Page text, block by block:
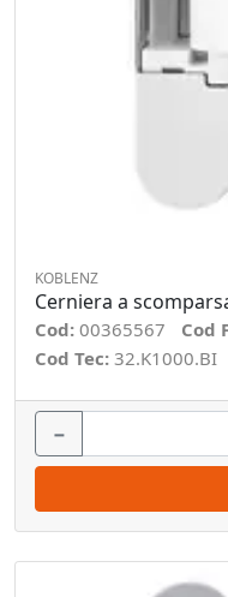
KOBLENZ
Cerniera a
Cod: 00365567 Cod
Cod Tec: 32.K1000.BI
−